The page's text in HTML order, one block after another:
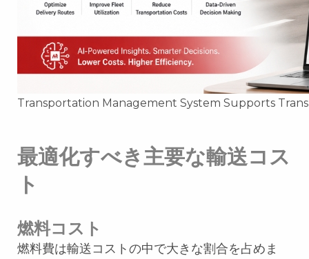
Transportation Management System Supports
最適化すべき主要な輸送コス
ト
燃料コスト
燃料費は輸送コストの中で大きな割合を占めま